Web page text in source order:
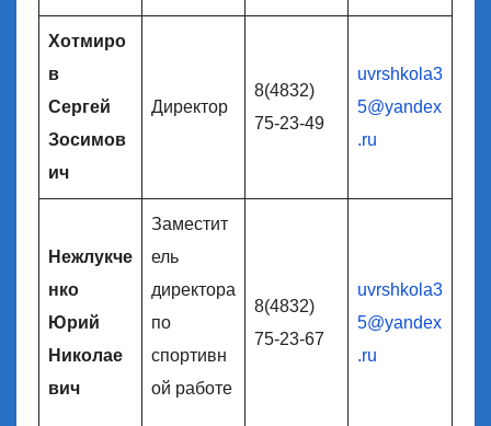
Хотмиро
в
Сергей
Зосимов
ич
Директор
8(4832)
75-23-49
uvrshkola3
5@yandex
.ru
Нежлукче
нко
Юрий
Николае
вич
Заместит
ель
директора
по
спортивн
ой работе
8(4832)
75-23-67
uvrshkola3
5@yandex
.ru